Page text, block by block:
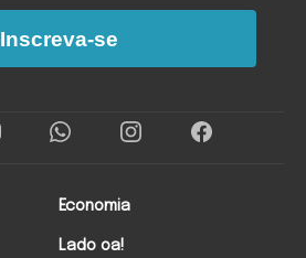
Economia
Lado oa!
Inscreva-se